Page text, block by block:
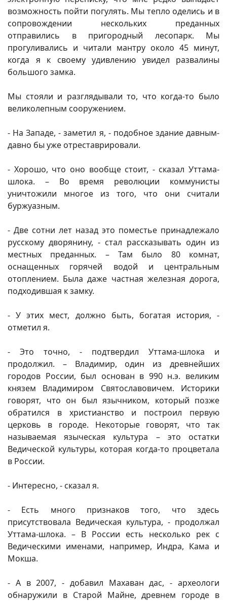
возможность пойти погулять. Мы тепло оделись и в
сопровождении нескольких преданных
отправились в пригородный лесопарк. Мы
прогуливались и читали мантру около 45 минут,
когда я к своему удивлению увидел развалины
большого замка.
Мы стояли и разглядывали то, что когда-то было
великолепным сооружением.
- На Западе, - заметил я, - подобное здание давным-
давно бы уже отреставрировали.
- Хорошо, что оно вообще стоит, - сказал Уттама-
шлока. – Во время революции коммунисты
уничтожили многое из того, что они считали
буржуазным.
- Две сотни лет назад это поместье принадлежало
русскому дворянину, - стал рассказывать один из
местных преданных. – Там было 80 комнат,
оснащенных горячей водой и центральным
отоплением. Была даже частная железная дорога,
подходившая к замку.
- У этих мест, должно быть, богатая история, -
отметил я.
- Это точно, - подтвердил Уттама-шлока и
продолжил. – Владимир, один из древнейших
городов России, был основан в 990 н.э. великим
князем Владимиром Святославовичем. Историки
говорят, что он был язычником, который позже
обратился в христианство и построил первую
церковь в городе. Некоторые говорят, что так
называемая языческая культура – это остатки
Ведической культуры, которая когда-то процветала
в России.
- Интересно, - сказал я.
- Есть много признаков того, что здесь
присутствовала Ведическая культура, - продолжал
Уттама-шлока. – В России есть несколько рек с
Ведическими именами, например, Индра, Кама и
Мокша.
- А в 2007, - добавил Махаван дас, - археологи
обнаружили в Старой Майне, древнем городе в